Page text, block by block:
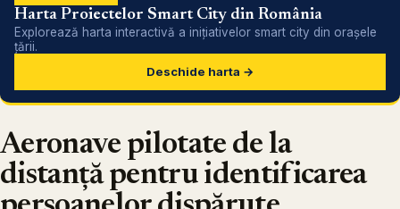
Harta Proiectelor Smart City din România
Explorează harta interactivă a inițiativelor smart city din orașele
țării.
Deschide harta →
Aeronave pilotate de la
distanță pentru identificarea